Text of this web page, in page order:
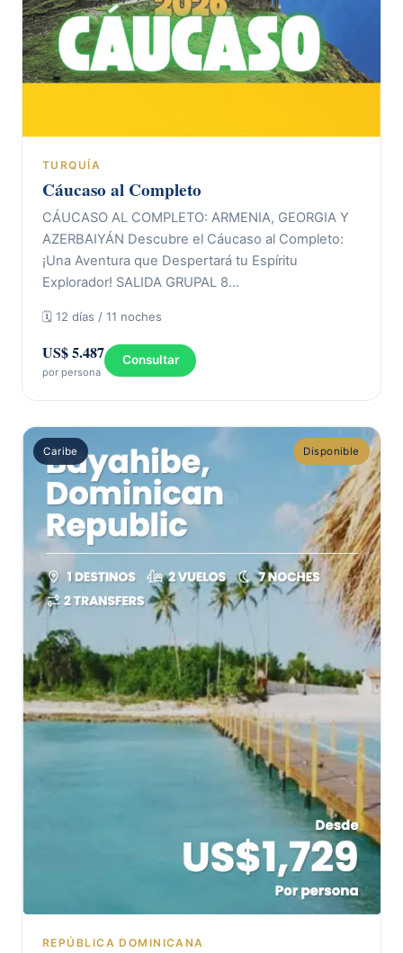
TURQUÍA
Cáucaso al Completo
CÁUCASO AL COMPLETO: ARMENIA, GEORGIA Y
AZERBAIYÁN Descubre el Cáucaso al Completo:
¡Una Aventura que Despertará tu Espíritu
Explorador! SALIDA GRUPAL 8…
🗓 12 días / 11 noches
US$ 5.487
por persona
Consultar
Caribe Disponible
REPÚBLICA DOMINICANA